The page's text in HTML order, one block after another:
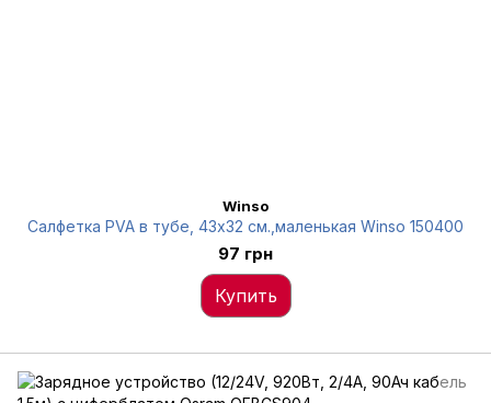
Winso
Салфетка PVA в тубе, 43x32 см.,маленькая Winso 150400
97 грн
Купить